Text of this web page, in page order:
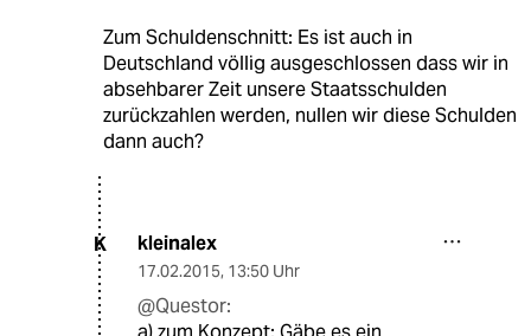
Zum Schuldenschnitt: Es ist auch in
Deutschland völlig ausgeschlossen dass wir in
absehbarer Zeit unsere Staatsschulden
zurückzahlen werden, nullen wir diese Schulden
dann auch?
K kleinalex
17.02.2015, 13:50 Uhr
@Questor: